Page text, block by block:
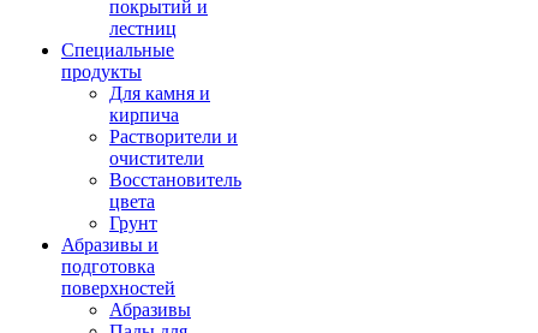
покрытий и
лестниц
Специальные
продукты
Для камня и
кирпича
Растворители и
очистители
Восстановитель
цвета
Грунт
Абразивы и
подготовка
поверхностей
Абразивы